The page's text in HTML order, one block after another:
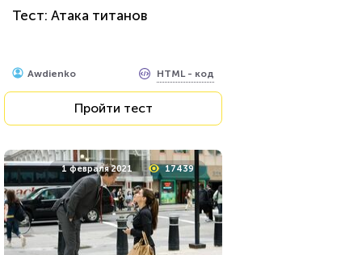
Тест: Атака титанов
Awdienko HTML - код
Пройти тест
1 февраля 2021 17439